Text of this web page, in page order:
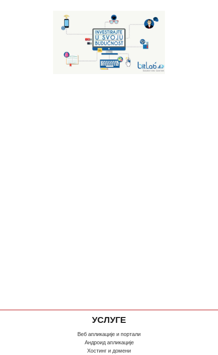
УСЛУГЕ
Веб апликације и портали
Андроид апликације
Хостинг и домени